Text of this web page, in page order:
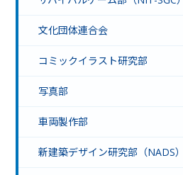
文化団体連合会
コミックイラスト研究部
写真部
車両製作部
新建築デザイン研究部（NADS）